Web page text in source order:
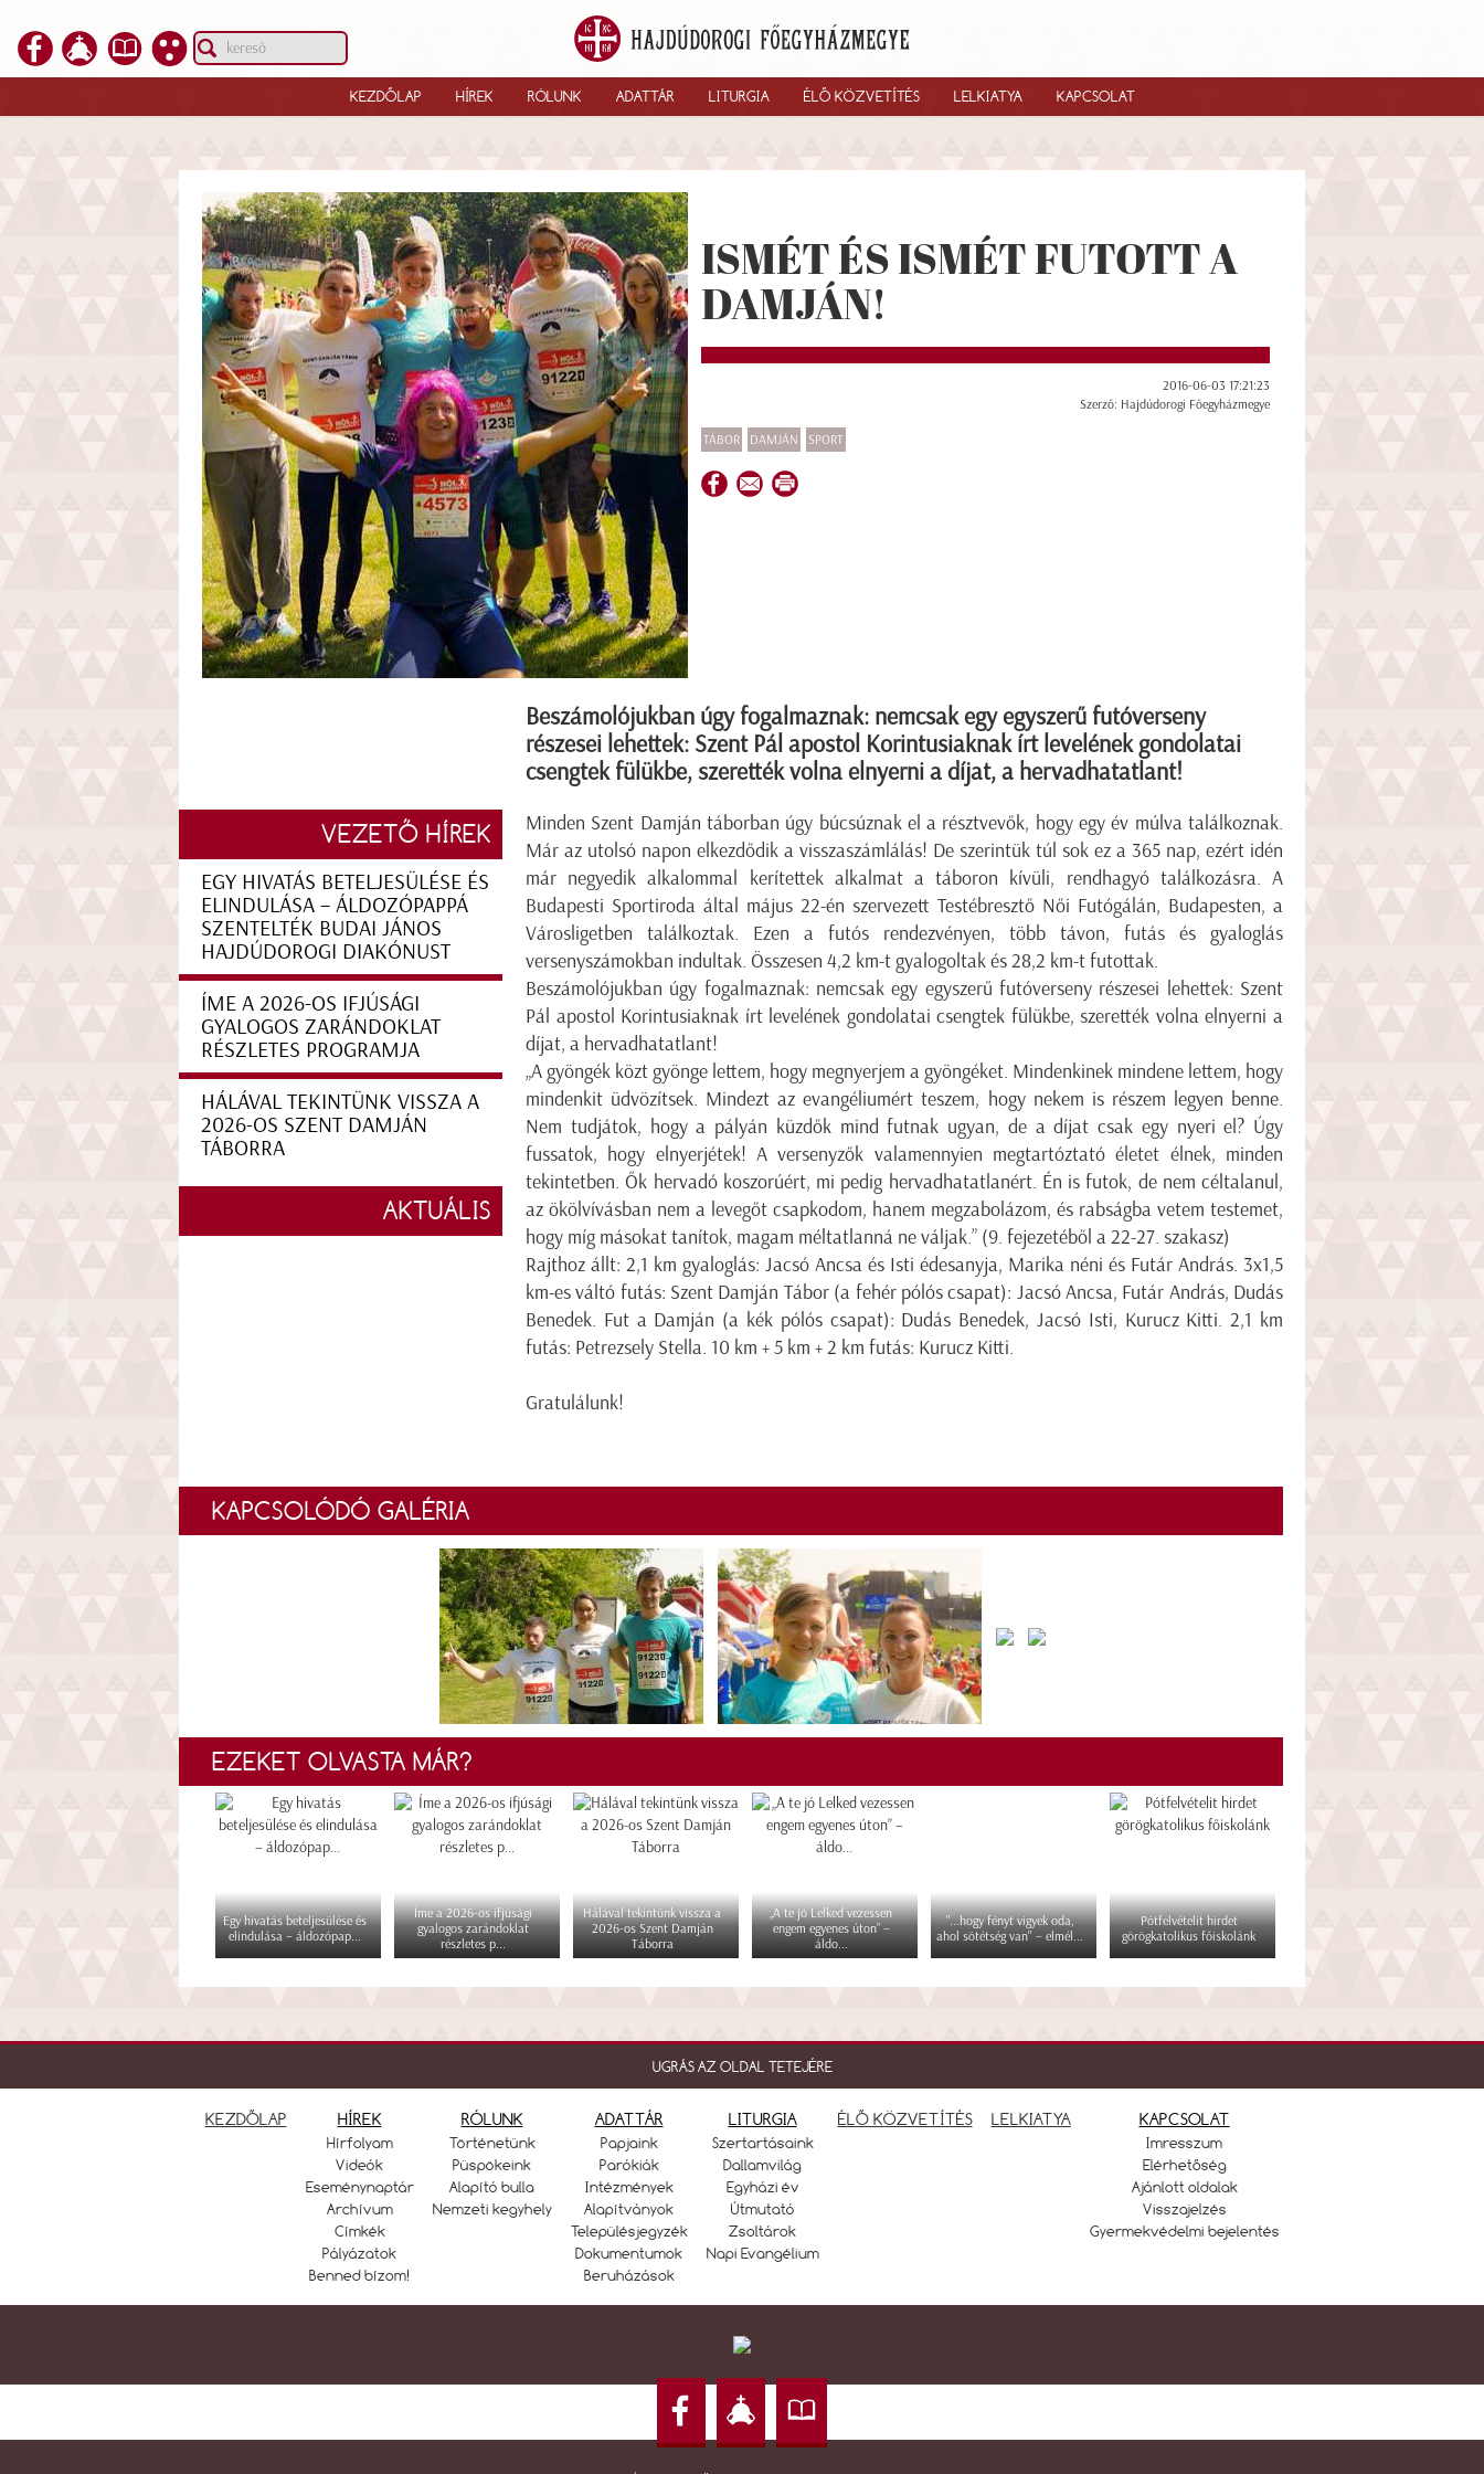
KEZDŐLAP HÍREK RÓLUNK ADATTÁR LITURGIA ÉLŐ KÖZVETÍTÉS LELKIATYA KAPCSOLAT
ISMÉT ÉS ISMÉT FUTOTT A
DAMJÁN!
2016-06-03 17:21:23
Szerző: Hajdúdorogi Főegyházmegye
TÁBOR DAMJÁN SPORT
Beszámolójukban úgy fogalmaznak: nemcsak egy egyszerű futóverseny
részesei lehettek: Szent Pál apostol Korintusiaknak írt levelének gondolatai
csengtek fülükbe, szerették volna elnyerni a díjat, a hervadhatatlant!
Minden Szent Damján táborban úgy búcsúznak el a résztvevők, hogy egy év múlva találkoznak.
Már az utolsó napon elkezdődik a visszaszámlálás! De szerintük túl sok ez a 365 nap, ezért idén
már negyedik alkalommal kerítettek alkalmat a táboron kívüli, rendhagyó találkozásra. A
Budapesti Sportiroda által május 22-én szervezett Testébresztő Női Futógálán, Budapesten, a
Városligetben találkoztak. Ezen a futós rendezvényen, több távon, futás és gyaloglás
versenyszámokban indultak. Összesen 4,2 km-t gyalogoltak és 28,2 km-t futottak.
Beszámolójukban úgy fogalmaznak: nemcsak egy egyszerű futóverseny részesei lehettek: Szent
Pál apostol Korintusiaknak írt levelének gondolatai csengtek fülükbe, szerették volna elnyerni a
díjat, a hervadhatatlant!
„A gyöngék közt gyönge lettem, hogy megnyerjem a gyöngéket. Mindenkinek mindene lettem, hogy
mindenkit üdvözítsek. Mindezt az evangéliumért teszem, hogy nekem is részem legyen benne.
Nem tudjátok, hogy a pályán küzdők mind futnak ugyan, de a díjat csak egy nyeri el? Úgy
fussatok, hogy elnyerjétek! A versenyzők valamennyien megtartóztató életet élnek, minden
tekintetben. Ők hervadó koszorúért, mi pedig hervadhatatlanért. Én is futok, de nem céltalanul,
az ökölvívásban nem a levegőt csapkodom, hanem megzabolázom, és rabságba vetem testemet,
hogy míg másokat tanítok, magam méltatlanná ne váljak.” (9. fejezetéből a 22-27. szakasz)
Rajthoz állt: 2,1 km gyaloglás: Jacsó Ancsa és Isti édesanyja, Marika néni és Futár András. 3x1,5
km-es váltó futás: Szent Damján Tábor (a fehér pólós csapat): Jacsó Ancsa, Futár András, Dudás
Benedek. Fut a Damján (a kék pólós csapat): Dudás Benedek, Jacsó Isti, Kurucz Kitti. 2,1 km
futás: Petrezsely Stella. 10 km + 5 km + 2 km futás: Kurucz Kitti.
Gratulálunk!
VEZETŐ HÍREK
EGY HIVATÁS BETELJESÜLÉSE ÉS
ELINDULÁSA – ÁLDOZÓPAPPÁ
SZENTELTÉK BUDAI JÁNOS
HAJDÚDOROGI DIAKÓNUST
ÍME A 2026-OS IFJÚSÁGI
GYALOGOS ZARÁNDOKLAT
RÉSZLETES PROGRAMJA
HÁLÁVAL TEKINTÜNK VISSZA A
2026-OS SZENT DAMJÁN
TÁBORRA
AKTUÁLIS
KAPCSOLÓDÓ GALÉRIA
EZEKET OLVASTA MÁR?
Egy hivatás beteljesülése és
elindulása – áldozópap...
Íme a 2026-os ifjúsági
gyalogos zarándoklat
részletes p...
Hálával tekintünk vissza a
2026-os Szent Damján
Táborra
„A te jó Lelked vezessen
engem egyenes úton” –
áldo...
"...hogy fényt vigyek oda,
ahol sötétség van" – elmél...
Pótfelvételit hirdet
görögkatolikus főiskolánk
UGRÁS AZ OLDAL TETEJÉRE
KEZDŐLAP HÍREK
Hírfolyam
Videók
Eseménynaptár
Archívum
Címkék
Pályázatok
Benned bízom!
RÓLUNK
Történetünk
Püspökeink
Alapító bulla
Nemzeti kegyhely
ADATTÁR
Papjaink
Parókiák
Intézmények
Alapítványok
Településjegyzék
Dokumentumok
Beruházások
LITURGIA
Szertartásaink
Dallamvilág
Egyházi év
Útmutató
Zsoltárok
Napi Evangélium
ÉLŐ KÖZVETÍTÉS LELKIATYA KAPCSOLAT
Imresszum
Elérhetőség
Ajánlott oldalak
Visszajelzés
Gyermekvédelmi bejelentés